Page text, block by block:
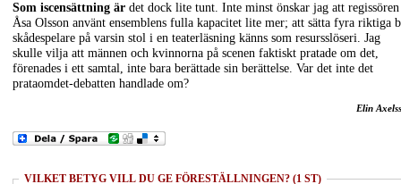
Som iscensättning är det dock lite tunt. Inte minst önskar jag att regissören
Åsa Olsson använt ensemblens fulla kapacitet lite mer; att sätta fyra riktiga
skådespelare på varsin stol i en teaterläsning känns som resursslöseri. Jag
skulle vilja att männen och kvinnorna på scenen faktiskt pratade om det,
förenades i ett samtal, inte bara berättade sin berättelse. Var det inte det
prataomdet-debatten handlade om?
Elin
VILKET BETYG VILL DU GE FÖRESTÄLLNINGEN? (1 ST)